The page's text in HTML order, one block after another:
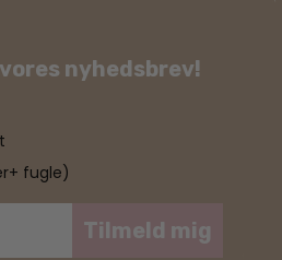
nyhedsbrev!
fugle)
Tilmeld mig